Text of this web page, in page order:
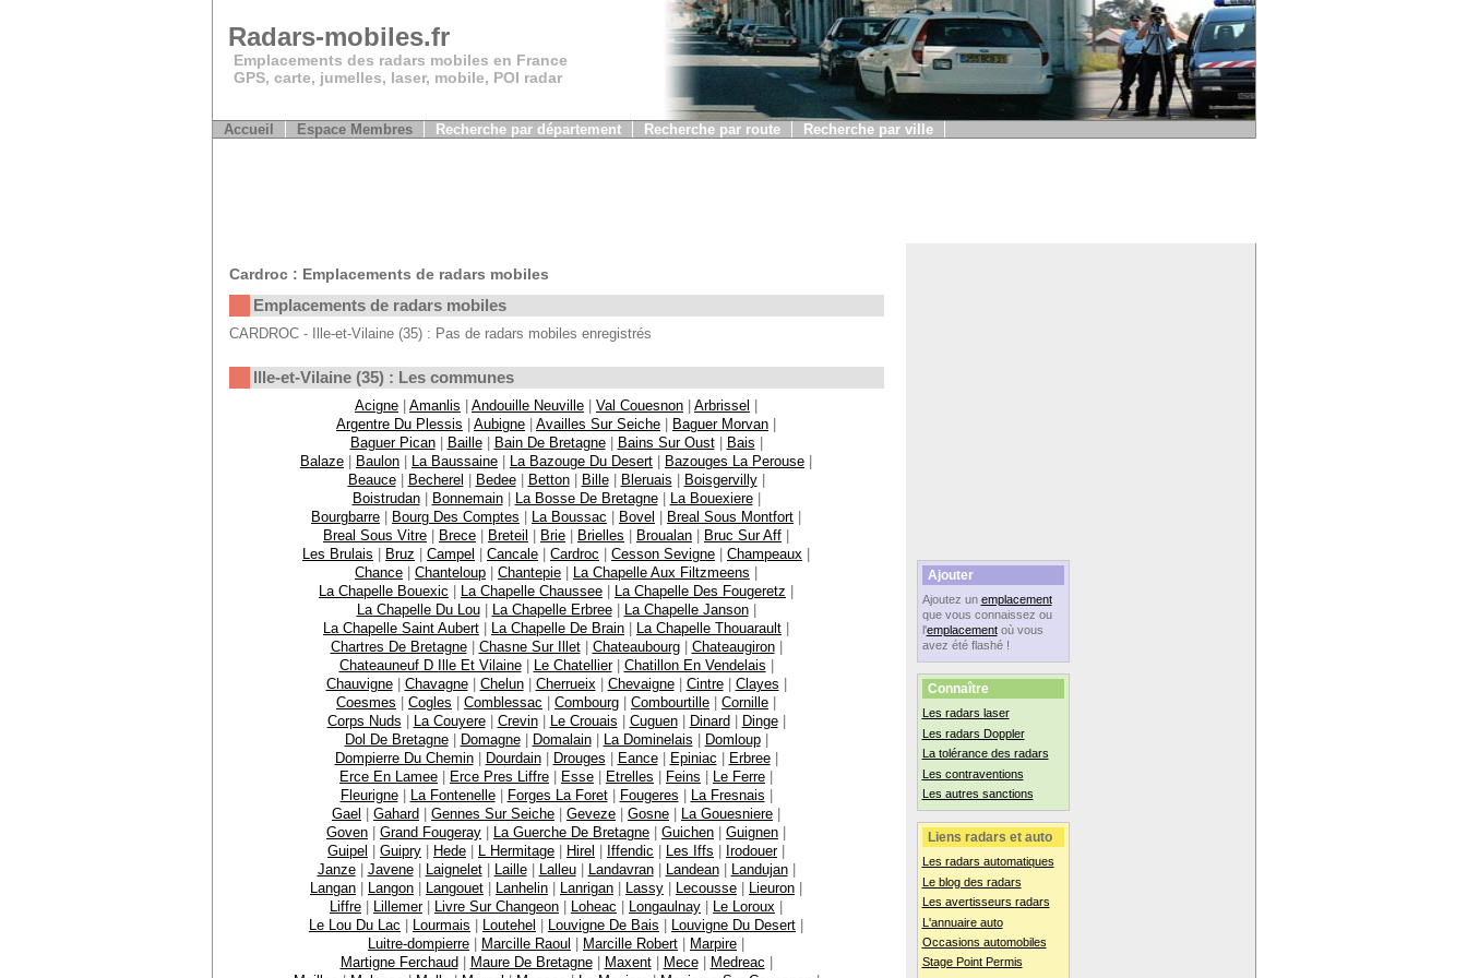
Radars-mobiles.fr
Emplacements des radars mobiles en France
GPS, carte, jumelles, laser, mobile, POI radar
Accueil Espace Membres Recherche par département Recherche par route Recherche par ville
Ajouter
Ajoutez un emplacement
que vous connaissez ou
l'emplacementoù vous
avez été flashé !
Connaître
Les radars laser
Les radars Doppler
La tolérance des radars
Les contraventions
Les autres sanctions
Liens radars et auto
Les radars automatiques
Le blog des radars
Les avertisseurs radars
L'annuaire auto
Occasions automobiles
Stage Point Permis
Cardroc : Emplacements de radars mobiles
Emplacements de radars mobiles
CARDROC - Ille-et-Vilaine (35) : Pas de radars mobiles enregistrés
Ille-et-Vilaine (35) : Les communes
Acigne | Amanlis | Andouille Neuville | Val Couesnon | Arbrissel |
Argentre Du Plessis | Aubigne | Availles Sur Seiche | Baguer Morvan |
Baguer Pican| Baille| Bain De Bretagne| Bains Sur Oust| Bais |
Balaze | Baulon | La Baussaine | La Bazouge Du Desert | Bazouges La Perouse |
Beauce| Becherel | Bedee| Betton| Bille| Bleruais | Boisgervilly|
Boistrudan| Bonnemain| La Bosse De Bretagne| La Bouexiere|
Bourgbarre | Bourg Des Comptes | La Boussac | Bovel | Breal Sous Montfort |
Breal Sous Vitre | Brece | Breteil | Brie | Brielles | Broualan | Bruc Sur Aff |
Les Brulais | Bruz | Campel | Cancale | Cardroc | Cesson Sevigne | Champeaux |
Chance | Chanteloup | Chantepie | La Chapelle Aux Filtzmeens |
La Chapelle Bouexic | La Chapelle Chaussee | La Chapelle Des Fougeretz |
La Chapelle Du Lou| La Chapelle Erbree| La Chapelle Janson|
La Chapelle Saint Aubert | La Chapelle De Brain | La Chapelle Thouarault |
Chartres De Bretagne| Chasne Sur Illet| Chateaubourg| Chateaugiron|
Chateauneuf D Ille Et Vilaine| Le Chatellier| Chatillon En Vendelais |
Chauvigne| Chavagne| Chelun| Cherrueix | Chevaigne| Cintre| Clayes |
Coesmes | Cogles | Comblessac | Combourg | Combourtille | Cornille |
Corps Nuds | La Couyere| Crevin| Le Crouais | Cuguen| Dinard| Dinge|
Dol De Bretagne| Domagne| Domalain| La Dominelais | Domloup|
Dompierre Du Chemin| Dourdain| Drouges | Eance| Epiniac | Erbree|
Erce En Lamee | Erce Pres Liffre | Esse | Etrelles | Feins | Le Ferre |
Fleurigne| La Fontenelle| Forges La Foret| Fougeres | La Fresnais |
Gael | Gahard | Gennes Sur Seiche | Geveze | Gosne | La Gouesniere |
Goven | Grand Fougeray | La Guerche De Bretagne | Guichen | Guignen |
Guipel | Guipry | Hede | L Hermitage | Hirel | Iffendic | Les Iffs | Irodouer|
Janze| Javene| Laignelet| Laille| Lalleu| Landavran| Landean| Landujan|
Langan | Langon | Langouet | Lanhelin | Lanrigan | Lassy | Lecousse | Lieuron |
Liffre | Lillemer| Livre Sur Changeon | Loheac | Longaulnay | Le Loroux |
Le Lou Du Lac | Lourmais | Loutehel | Louvigne De Bais | Louvigne Du Desert |
Luitre-dompierre | Marcille Raoul | Marcille Robert | Marpire |
Martigne Ferchaud| Maure De Bretagne| Maxent| Mece| Medreac |